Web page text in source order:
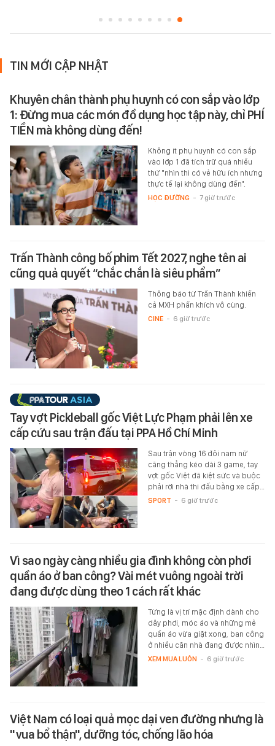
TIN MỚI CẬP NHẬT
Khuyên chân thành phụ huynh có con sắp vào lớp
1: Đừng mua các món đồ dụng học tập này, chỉ PHÍ
TIỀN mà không dùng đến!
Không ít phụ huynh có con sắp
vào lớp 1 đã tích trữ quá nhiều
thứ "nhìn thì có vẻ hữu ích nhưng
thực tế lại không dùng đến".
HỌC ĐƯỜNG - 7 giờ trước
Trấn Thành công bố phim Tết 2027, nghe tên ai
cũng quả quyết “chắc chắn là siêu phẩm”
Thông báo từ Trấn Thành khiến
cả MXH phấn khích vô cùng.
CINE - 6 giờ trước
Tay vợt Pickleball gốc Việt Lực Phạm phải lên xe
cấp cứu sau trận đấu tại PPA Hồ Chí Minh
Sau trận vòng 16 đôi nam nữ
căng thẳng kéo dài 3 game, tay
vợt gốc Việt đã kiệt sức và buộc
phải rời nhà thi đấu bằng xe cấp…
SPORT - 6 giờ trước
Vì sao ngày càng nhiều gia đình không còn phơi
quần áo ở ban công? Vài mét vuông ngoài trời
đang được dùng theo 1 cách rất khác
Từng là vị trí mặc định dành cho
dây phơi, móc áo và những mẻ
quần áo vừa giặt xong, ban công
ở nhiều căn nhà đang được nhìn…
XEM MUA LUÔN - 6 giờ trước
Việt Nam có loại quả mọc dại ven đường nhưng là
"vua bổ thận", dưỡng tóc, chống lão hóa